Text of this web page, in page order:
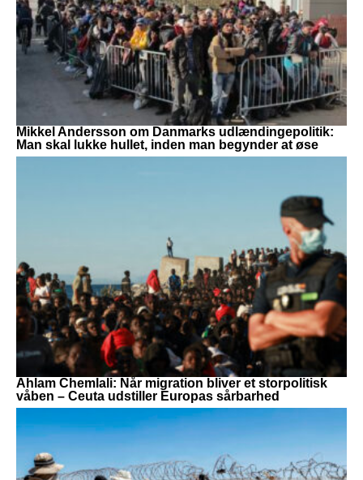
Mikkel Andersson om Danmarks udlændingepolitik:
Man skal lukke hullet, inden man begynder at øse
Ahlam Chemlali: Når migration bliver et storpolitisk
våben – Ceuta udstiller Europas sårbarhed